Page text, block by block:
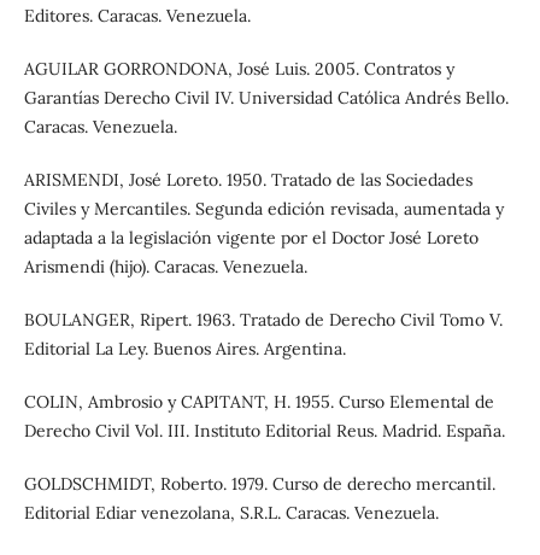
Editores. Caracas. Venezuela.
AGUILAR GORRONDONA, José Luis. 2005. Contratos y
Garantías Derecho Civil IV. Universidad Católica Andrés Bello.
Caracas. Venezuela.
ARISMENDI, José Loreto. 1950. Tratado de las Sociedades
Civiles y Mercantiles. Segunda edición revisada, aumentada y
adaptada a la legislación vigente por el Doctor José Loreto
Arismendi (hijo). Caracas. Venezuela.
BOULANGER, Ripert. 1963. Tratado de Derecho Civil Tomo V.
Editorial La Ley. Buenos Aires. Argentina.
COLIN, Ambrosio y CAPITANT, H. 1955. Curso Elemental de
Derecho Civil Vol. III. Instituto Editorial Reus. Madrid. España.
GOLDSCHMIDT, Roberto. 1979. Curso de derecho mercantil.
Editorial Ediar venezolana, S.R.L. Caracas. Venezuela.